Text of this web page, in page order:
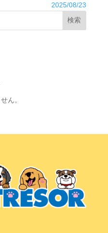
2025/08/23
検索
ん。